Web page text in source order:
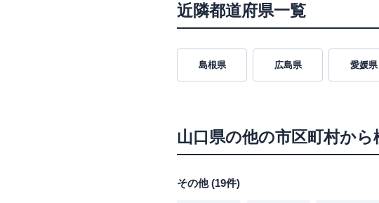
近隣都道府県一覧
島根県 広島県 愛媛県
山口県の他の市区町村から
その他(19件)